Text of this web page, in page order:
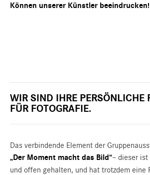
Können unserer Künstler beeindrucken!
WIR SIND IHRE PERSÖNLICHE
FÜR FOTOGRAFIE.
Das verbindende Element der
„Der Moment macht das Bild“– dieser
und offen gehalten, und hat trotzdem eine